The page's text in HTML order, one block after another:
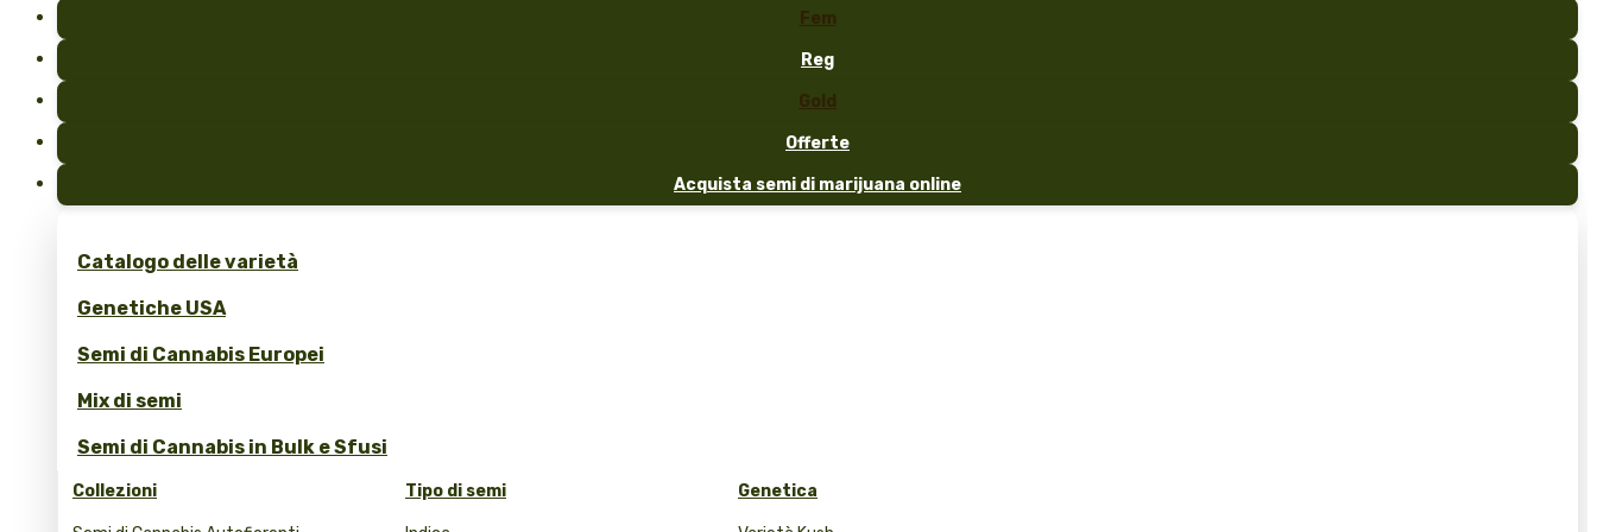
Fem
Reg
Gold
Offerte
Acquista semi di marijuana online
Catalogo delle varietà
Genetiche USA
Semi di Cannabis Europei
Mix di semi
Semi di Cannabis in Bulk e Sfusi
Collezioni Tipo di semi Genetica